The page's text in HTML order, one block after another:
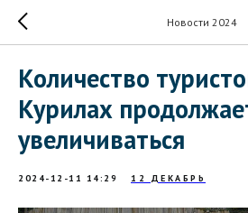
Новости 2024
Количество
Курилах
увеличиваться
2024-12-11 14:29 12 ДЕКАБРЬ